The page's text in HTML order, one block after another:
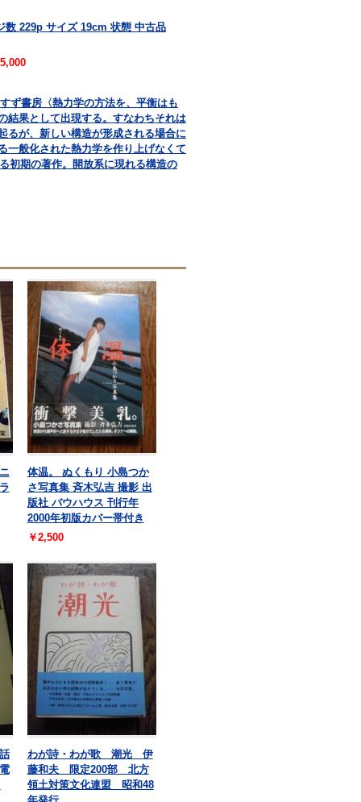
229p サイズ 19cm 状態 中古品
ず書房〈熱力学の方法を、平衡はも
果として出現する。すなわちそれは
るが、新しい構造が形成される場合に
般化された熱力学を作り上げなくて
初期の著作。開放系に現れる構造の
体温。 ぬくもり 小島つか
さ写真集 斉木弘吉 撮影 出
版社 バウハウス 刊行年
2000年初版カバー帯付き
￥2,500
わが詩・わが歌 潮光 伊
藤和夫 限定200部 北方
領土対策文化連盟 昭和48